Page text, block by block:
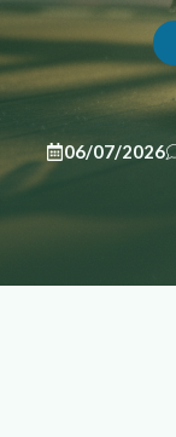
06/07/2026